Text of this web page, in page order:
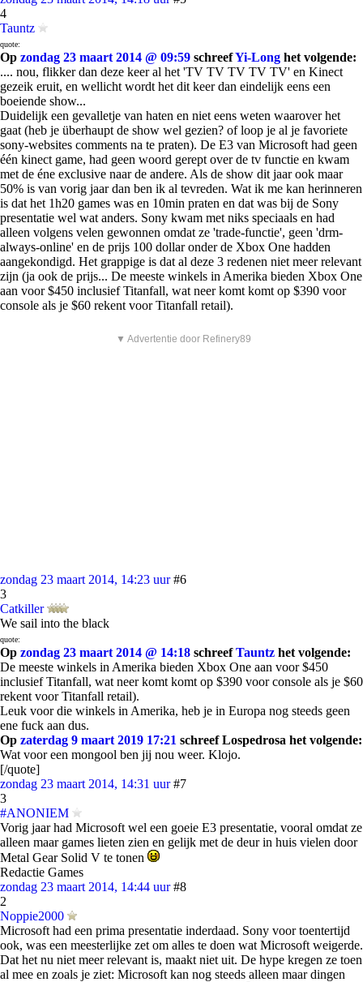
4
Tauntz
quote:
Op zondag 23 maart 2014 @ 09:59 schreefYi-Long het volgende:
.... nou, flikker dan deze keer al het 'TV TV TV TV TV' en Kinect
gezeik eruit, en wellicht wordt het dit keer dan eindelijk eens een
boeiende show...
Duidelijk een gevalletje van haten en niet eens weten waarover het
gaat (heb je überhaupt de show wel gezien? of loop je al je favoriete
sony-websites comments na te praten). De E3 van Microsoft had geen
één kinect game, had geen woord gerept over de tv functie en kwam
met de éne exclusive naar de andere. Als de show dit jaar ook maar
50% is van vorig jaar dan ben ik al tevreden. Wat ik me kan herinneren
is dat het 1h20 games was en 10min praten en dat was bij de Sony
presentatie wel wat anders. Sony kwam met niks speciaals en had
alleen volgens velen gewonnen omdat ze 'trade-functie', geen 'drm-
always-online' en de prijs 100 dollar onder de Xbox One hadden
aangekondigd. Het grappige is dat al deze 3 redenen niet meer relevant
zijn (ja ook de prijs... De meeste winkels in Amerika bieden Xbox One
aan voor $450 inclusief Titanfall, wat neer komt komt op $390 voor
console als je $60 rekent voor Titanfall retail).
▼ Advertentie door Refinery89
zondag 23 maart 2014, 14:23 uur #6
3
Catkiller
We sail into the black
quote:
Op zondag 23 maart 2014 @ 14:18 schreefTauntz het volgende:
De meeste winkels in Amerika bieden Xbox One aan voor $450
inclusief Titanfall, wat neer komt komt op $390 voor console als je $60
rekent voor Titanfall retail).
Leuk voor die winkels in Amerika, heb je in Europa nog steeds geen
ene fuck aan dus.
Op zaterdag 9 maart 2019 17:21 schreef Lospedrosa het volgende:
Wat voor een mongool ben jij nou weer. Klojo.
[/quote]
zondag 23 maart 2014, 14:31 uur #7
3
#ANONIEM
Vorig jaar had Microsoft wel een goeie E3 presentatie, vooral omdat ze
alleen maar games lieten zien en gelijk met de deur in huis vielen door
Metal Gear Solid V te tonen
Redactie Games
zondag 23 maart 2014, 14:44 uur #8
2
Noppie2000
Microsoft had een prima presentatie inderdaad. Sony voor toentertijd
ook, was een meesterlijke zet om alles te doen wat Microsoft weigerde.
Dat het nu niet meer relevant is, maakt niet uit. De hype kregen ze toen
al mee en zoals je ziet: Microsoft kan nog steeds alleen maar dingen